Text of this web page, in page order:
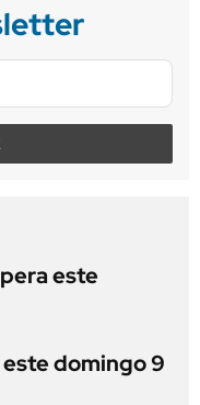
este
domingo 9